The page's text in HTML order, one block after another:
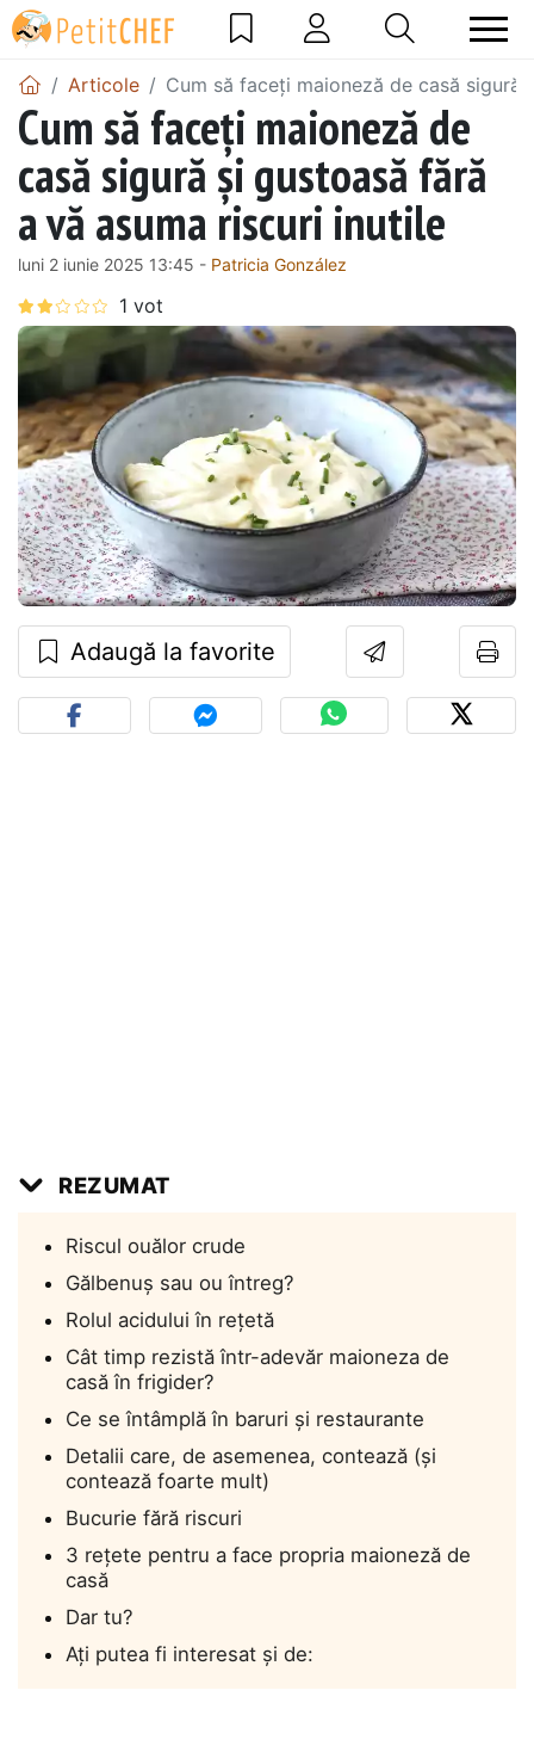
Articole Cum să faceți maioneză de casă
Cum să faceți maioneză de
casă sigură și gustoasă fără
a vă asuma riscuri inutile
luni 2 iunie 2025 13:45 - Patricia González
Adaugă la favorite
REZUMAT
Riscul ouălor crude
Gălbenuș sau ou întreg?
Rolul acidului în rețetă
Cât timp rezistă într-adevăr maioneza de
casă în frigider?
Ce se întâmplă în baruri și restaurante
Detalii care, de asemenea, contează (și
contează foarte mult)
Bucurie fără riscuri
3 rețete pentru a face propria maioneză de
casă
Dar tu?
Ați putea fi interesat și de: